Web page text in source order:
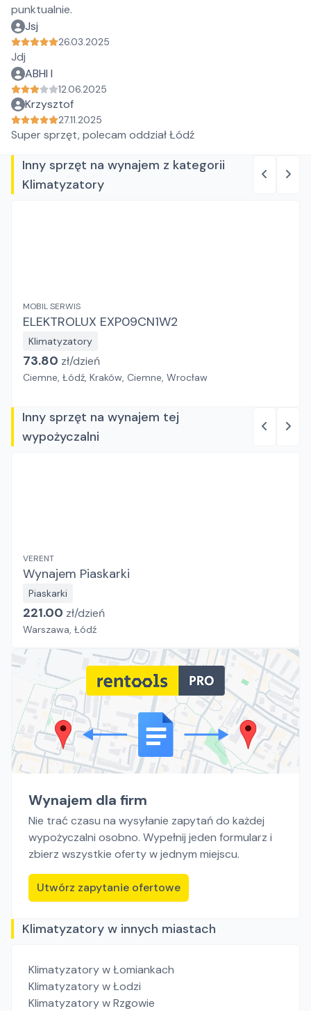
punktualnie.
Jsj
26.03.2025
Jdj
ABHI I
12.06.2025
Krzysztof
27.11.2025
Super sprzęt, polecam oddział Łódź
Inny sprzęt na wynajem z kategorii
Klimatyzatory
MOBIL SERWIS
ELEKTROLUX EXP09CN1W2
Klimatyzatory
73.80 zł/dzień
Ciemne, Łódź, Kraków, Ciemne, Wrocław
Inny sprzęt na wynajem tej
wypożyczalni
VERENT
Wynajem Piaskarki
Piaskarki
221.00 zł/dzień
Warszawa, Łódź
Wynajem dla firm
Nie trać czasu na wysyłanie zapytań do każdej
wypożyczalni osobno. Wypełnij jeden formularz i
zbierz wszystkie oferty w jednym miejscu.
Utwórz zapytanie ofertowe
Klimatyzatory w innych miastach
Klimatyzatoryw Łomiankach
Klimatyzatoryw Łodzi
Klimatyzatoryw Rzgowie